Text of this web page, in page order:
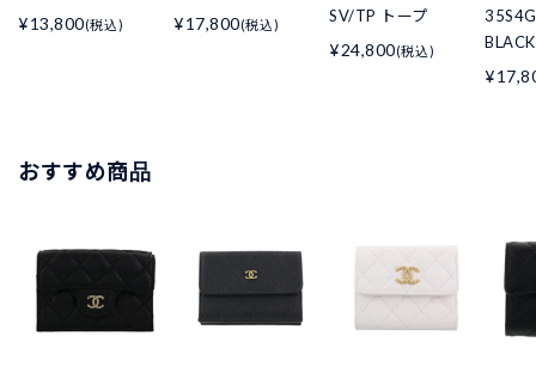
¥13,800(税込) ¥17,800(税込)
SV/TP トープ
¥24,800(税込)
BLACK
おすすめ商品